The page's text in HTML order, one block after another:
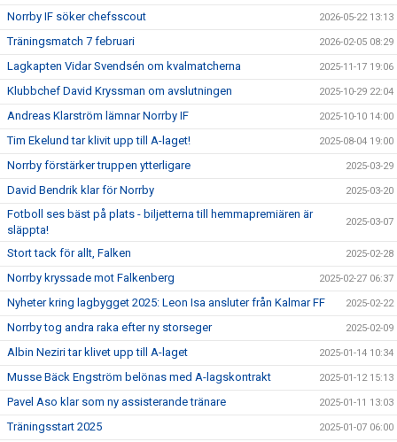
Norrby IF söker chefsscout 2026-05-22 13:13
Träningsmatch 7 februari 2026-02-05 08:29
Lagkapten Vidar Svendsén om kvalmatcherna 2025-11-17 19:06
Klubbchef David Kryssman om avslutningen 2025-10-29 22:04
Andreas Klarström lämnar Norrby IF 2025-10-10 14:00
Tim Ekelund tar klivit upp till A-laget! 2025-08-04 19:00
Norrby förstärker truppen ytterligare 2025-03-29
David Bendrik klar för Norrby 2025-03-20
Fotboll ses bäst på plats - biljetterna till hemmapremiären är
släppta!
2025-03-07
Stort tack för allt, Falken 2025-02-28
Norrby kryssade mot Falkenberg 2025-02-27 06:37
Nyheter kring lagbygget 2025: Leon Isa ansluter från Kalmar FF 2025-02-22
Norrby tog andra raka efter ny storseger 2025-02-09
Albin Neziri tar klivet upp till A-laget 2025-01-14 10:34
Musse Bäck Engström belönas med A-lagskontrakt 2025-01-12 15:13
Pavel Aso klar som ny assisterande tränare 2025-01-11 13:03
Träningsstart 2025 2025-01-07 06:00